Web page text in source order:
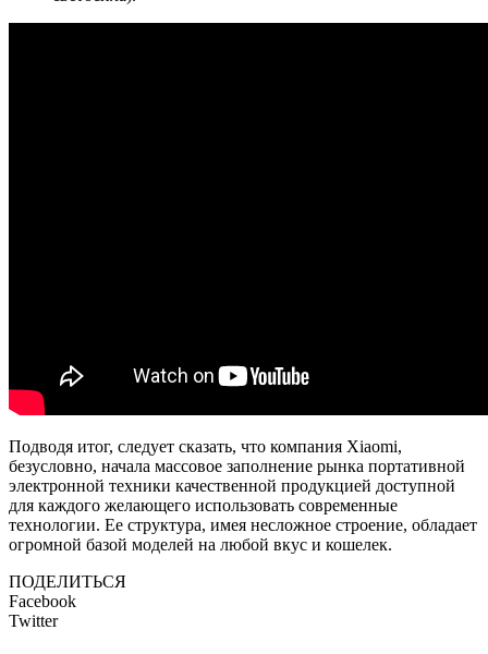
Подводя итог, следует сказать, что компания Xiaomi,
безусловно, начала массовое заполнение рынка портативной
электронной техники качественной продукцией доступной
для каждого желающего использовать современные
технологии. Ее структура, имея несложное строение, обладает
огромной базой моделей на любой вкус и кошелек.
ПОДЕЛИТЬСЯ
Facebook
Twitter